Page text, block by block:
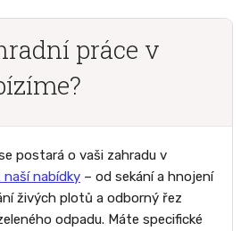
práce v
postará o vaši zahradu v
nabídky – od sekání a hnojení
živých plotů a odborný řez
odpadu. Máte specifické